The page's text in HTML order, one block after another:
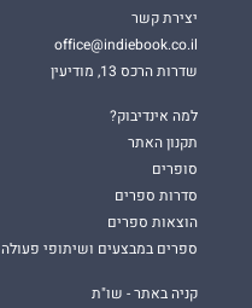
יצירת קשר
office@indiebook.co.il
שדרות הרכס 13, מודיעין
למה אינדיבוק?
תקנון האתר
סופרים
סדרות ספרים
הוצאות ספרים
ספרים במבצעים ושיתופי פעולה
קניה באתר - שו"ת